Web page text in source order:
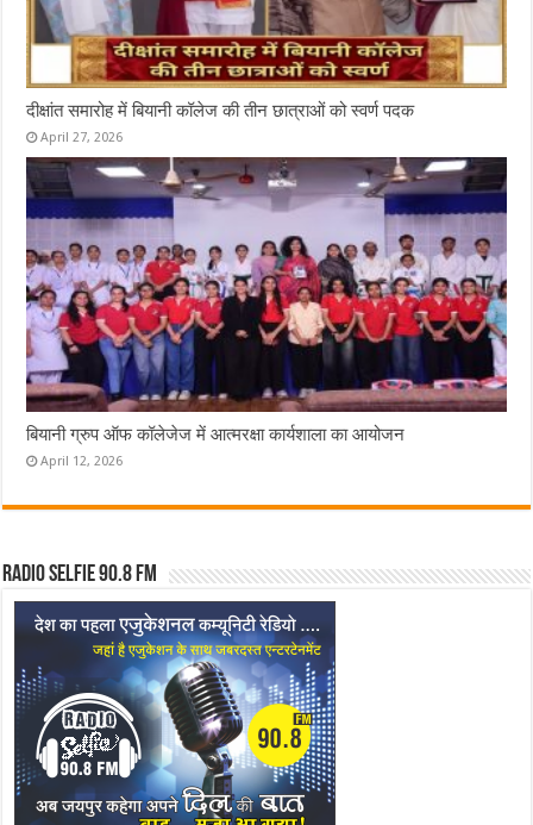
दीक्षांत समारोह में बियानी कॉलेज की तीन छात्राओं को स्वर्ण पदक
April 27, 2026
बियानी ग्रुप ऑफ कॉलेजेज में आत्मरक्षा कार्यशाला का आयोजन
April 12, 2026
Radio Selfie 90.8 FM